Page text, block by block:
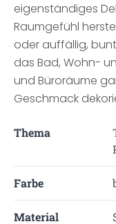
eigenständiges
Raumgefühl
oder auffällig,
das Bad, Wohn-
und Büroräume
Geschmack
Thema
Farbe
Material